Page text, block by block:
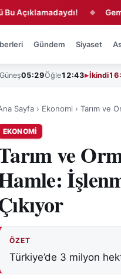
◆
Gündem Siyaset
Güneş05:29Öğle12:43 İkindi
Sayfa › Ekonomi › Tarım ve
EKONOMI
ve
ÖZET
Türkiye’de 3 milyon